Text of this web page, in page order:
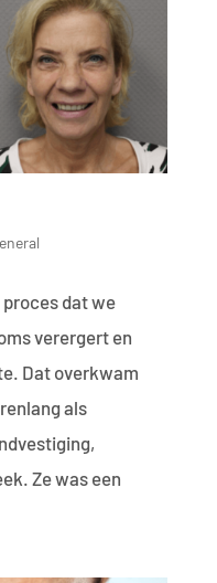
dat we
verergert en
Dat overkwam
als
Ze was een